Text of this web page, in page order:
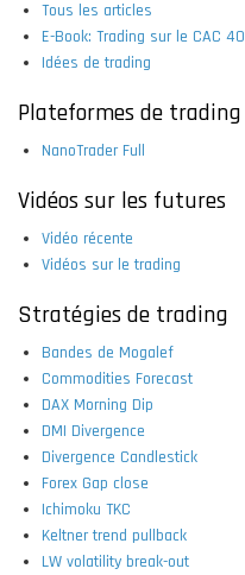
Tous les articles
E-Book: Trading sur le CAC 40
Idées de trading
Plateformes de trading
NanoTrader Full
Vidéos sur les futures
Vidéo récente
Vidéos sur le trading
Stratégies de trading
Bandes de Mogalef
Commodities Forecast
DAX Morning Dip
DMI Divergence
Divergence Candlestick
Forex Gap close
Ichimoku TKC
Keltner trend pullback
LW volatility break-out